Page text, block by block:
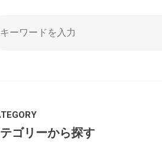
ゴリーから探す